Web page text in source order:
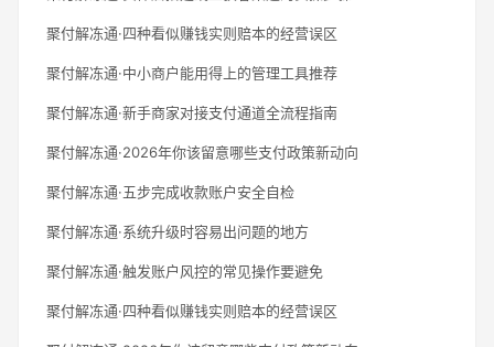
聚付解冻通·四种看似赚钱实则赔本的经营误区
聚付解冻通·中小商户能用得上的管理工具推荐
聚付解冻通·新手商家对接支付通道全流程指南
聚付解冻通·2026年你该留意哪些支付政策新动向
聚付解冻通·五步完成收款账户安全自检
聚付解冻通·系统升级时容易出问题的地方
聚付解冻通·触发账户风控的常见操作要避免
聚付解冻通·四种看似赚钱实则赔本的经营误区